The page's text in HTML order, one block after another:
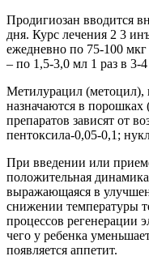
Продигиозан вводится
дня. Курс лечения 2 3
ежедневно по 75-100
– по 1,5-3,0 мл 1 раз в 3-
Метилурацил (метоцил),
назначаются в порошках
препаратов зависят от
пентоксила-0,05-0,1;
При введении или
положительная
выражающаяся в
снижении температуры
процессов регенерации
чего у ребенка
появляется аппетит.